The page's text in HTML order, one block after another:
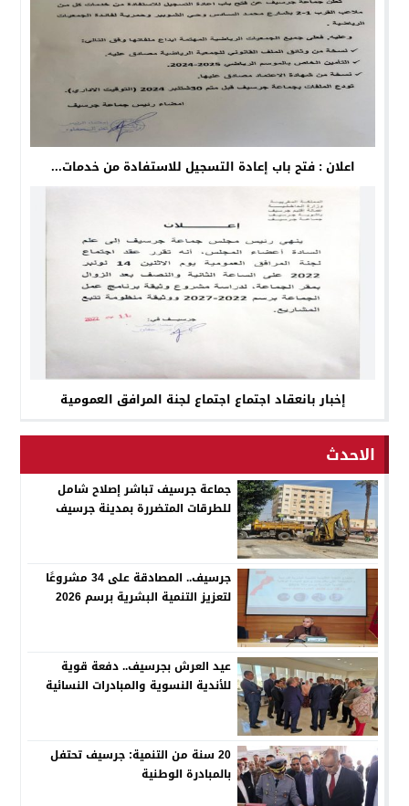
اعلان : فتح باب إعادة التسجيل للاستفادة من خدمات...
إخبار بانعقاد اجتماع اجتماع لجنة المرافق العمومية
الاحدث
جماعة جرسيف تباشر إصلاح شامل
للطرقات المتضررة بمدينة جرسيف
جرسيف.. المصادقة على 34 مشروعًا
لتعزيز التنمية البشرية برسم 2026
عيد العرش بجرسيف.. دفعة قوية
للأندية النسوية والمبادرات النسائية
20 سنة من التنمية: جرسيف تحتفل
بالمبادرة الوطنية